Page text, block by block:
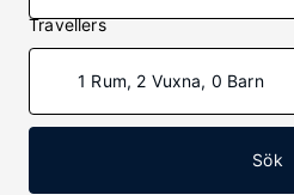
Travellers
1 Rum, 2 Vuxna, 0 Barn
Sök